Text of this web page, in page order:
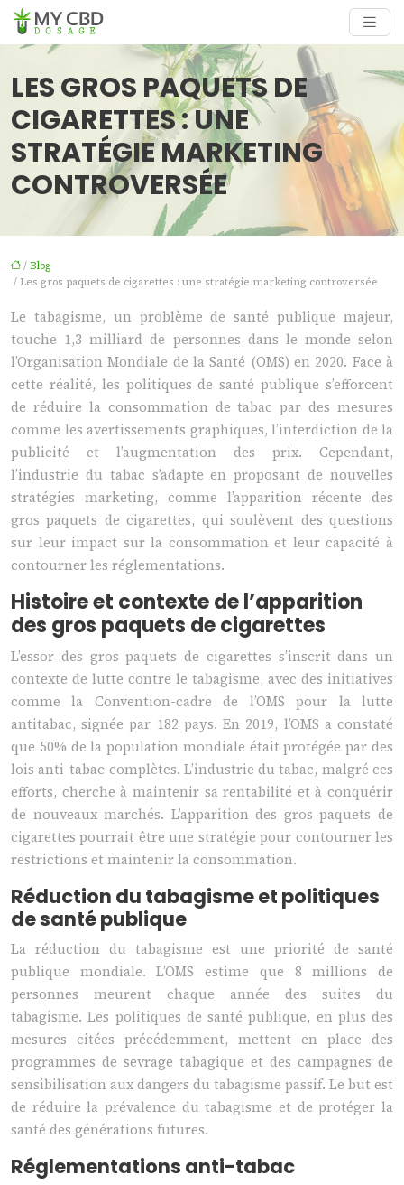
LES GROS PAQUETS DE
CIGARETTES : UNE
STRATÉGIE MARKETING
CONTROVERSÉE
/ Blog
/ Les gros paquets de cigarettes : une stratégie marketing controversée
Le tabagisme, un problème de santé publique majeur,
touche 1,3 milliard de personnes dans le monde selon
l’Organisation Mondiale de la Santé (OMS) en 2020. Face à
cette réalité, les politiques de santé publique s’efforcent
de réduire la consommation de tabac par des mesures
comme les avertissements graphiques, l’interdiction de la
publicité et l’augmentation des prix. Cependant,
l’industrie du tabac s’adapte en proposant de nouvelles
stratégies marketing, comme l’apparition récente des
gros paquets de cigarettes, qui soulèvent des questions
sur leur impact sur la consommation et leur capacité à
contourner les réglementations.
Histoire et contexte de l’apparition
des gros paquets de cigarettes
L’essor des gros paquets de cigarettes s’inscrit dans un
contexte de lutte contre le tabagisme, avec des initiatives
comme la Convention-cadre de l’OMS pour la lutte
antitabac, signée par 182 pays. En 2019, l’OMS a constaté
que 50% de la population mondiale était protégée par des
lois anti-tabac complètes. L’industrie du tabac, malgré ces
efforts, cherche à maintenir sa rentabilité et à conquérir
de nouveaux marchés. L’apparition des gros paquets de
cigarettes pourrait être une stratégie pour contourner les
restrictions et maintenir la consommation.
Réduction du tabagisme et politiques
de santé publique
La réduction du tabagisme est une priorité de santé
publique mondiale. L’OMS estime que 8 millions de
personnes meurent chaque année des suites du
tabagisme. Les politiques de santé publique, en plus des
mesures citées précédemment, mettent en place des
programmes de sevrage tabagique et des campagnes de
sensibilisation aux dangers du tabagisme passif. Le but est
de réduire la prévalence du tabagisme et de protéger la
santé des générations futures.
Réglementations anti-tabac